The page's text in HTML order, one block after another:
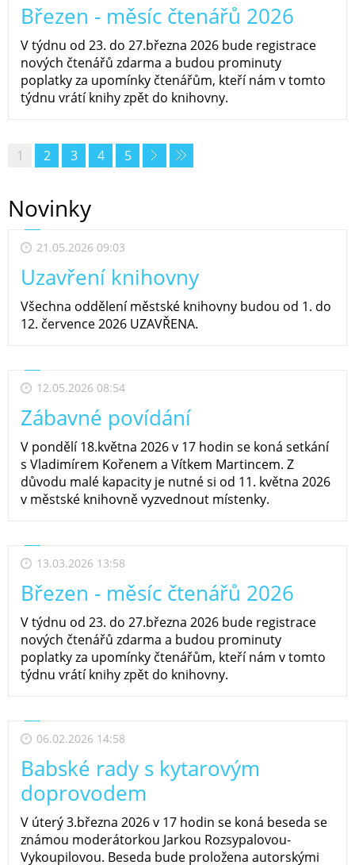
Březen - měsíc čtenářů 2026
V týdnu od 23. do 27.března 2026 bude registrace
nových čtenářů zdarma a budou prominuty
poplatky za upomínky čtenářům, kteří nám v tomto
týdnu vrátí knihy zpět do knihovny.
1 2 3 4 5
Novinky
21.05.2026 09:03
Uzavření knihovny
Všechna oddělení městské knihovny budou od 1. do
12. července 2026 UZAVŘENA.
12.05.2026 08:54
Zábavné povídání
V pondělí 18.května 2026 v 17 hodin se koná setkání
s Vladimírem Kořenem a Vítkem Martincem. Z
důvodu malé kapacity je nutné si od 11. května 2026
v městské knihovně vyzvednout místenky.
13.03.2026 13:58
Březen - měsíc čtenářů 2026
V týdnu od 23. do 27.března 2026 bude registrace
nových čtenářů zdarma a budou prominuty
poplatky za upomínky čtenářům, kteří nám v tomto
týdnu vrátí knihy zpět do knihovny.
06.02.2026 14:58
Babské rady s kytarovým
doprovodem
V úterý 3.března 2026 v 17 hodin se koná beseda se
známou moderátorkou Jarkou Rozsypalovou-
Vykoupilovou. Beseda bude proložena autorskými